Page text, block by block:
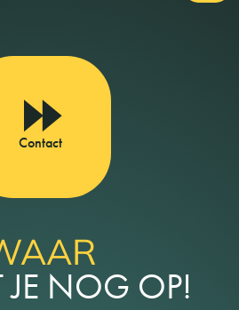
Contact
JE NOG OP!